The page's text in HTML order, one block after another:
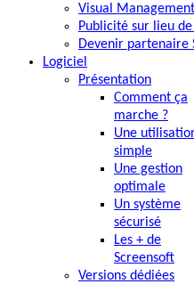
Visual Management
Publicité sur lieu
Devenir partenaire
Logiciel
Présentation
Comment ça
marche ?
Une
simple
Une gestion
optimale
Un système
sécurisé
Les + de
Screensoft
Versions dédiées